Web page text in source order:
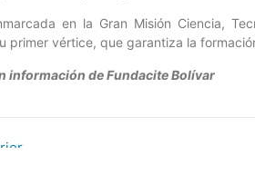
en la Gran Misión Ciencia,
primer vértice, que garantiza la
información de Fundacite Bolívar